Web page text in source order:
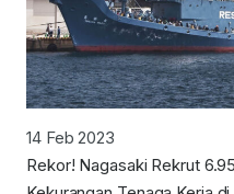
14 Feb 2023
Rekor! Nagasaki Rekrut